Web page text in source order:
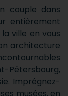
couple dans
entièrement
ville en vous
architecture
Pétersbourg,
Imprégnez-